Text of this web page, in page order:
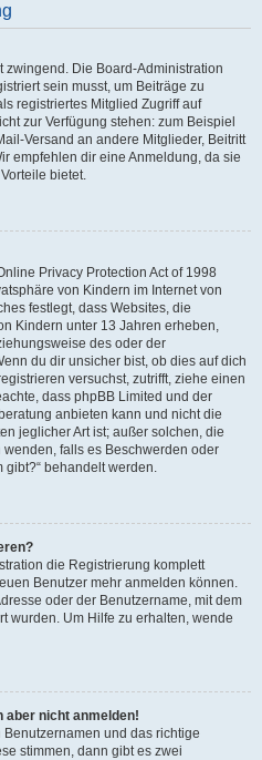
zwingend. Die Board-Administration
sein musst, um Beiträge zu
registriertes Mitglied Zugriff auf
zur Verfügung stehen: zum Beispiel
Versand an andere Mitglieder, Beitritt
empfehlen dir eine Anmeldung, da sie
bietet.
Privacy Protection Act of 1998
von Kindern im Internet von
festlegt, dass Websites, die
Kindern unter 13 Jahren erheben,
des oder der
du dir unsicher bist, ob dies auf dich
versuchst, zutrifft, ziehe einen
dass phpBB Limited und der
anbieten kann und nicht die
jeglicher Art ist; außer solchen, die
falls es Beschwerden oder
gibt?“ behandelt werden.
die Registrierung komplett
Benutzer mehr anmelden können.
oder der Benutzername, mit dem
wurden. Um Hilfe zu erhalten, wende
aber nicht anmelden!
und das richtige
stimmen, dann gibt es zwei